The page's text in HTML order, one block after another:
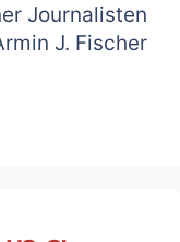
Journalisten
J. Fischer